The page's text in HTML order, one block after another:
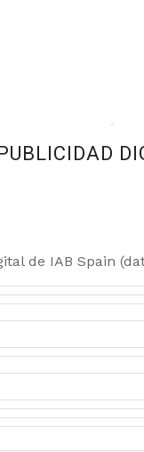
de IAB Spain